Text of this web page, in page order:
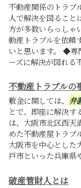
不動産関係のトラブ
人で解決を図ること
方が多数いらっしゃ
動産トラブルを依頼
いと思います。 ◆専
ーズに解決が図れる
不動産トラブルの
敷金に関しては、 弁
とで、即座に解決す
は、大阪市北区西天
めた不動産屋トラブ
大阪市を中心とした
戸市といった兵庫県
破産管財人とは